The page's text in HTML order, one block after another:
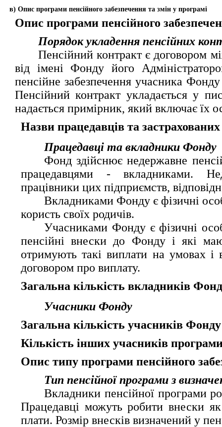
в) Опис програми пенсійного забезпечення та змін у програмі
Опис програми пенсійного
Порядок укладення пенсійних
Пенсійний контракт є договором
від імені Фонду його
пенсійне забезпечення учасника
Пенсійний контракт укладається у
надається примірник, який включає їх
Назви працедавців та
Працедавці та вкладники Фонду
Фонд здійснює недержавне
працедавцями - вкладниками.
працівники цих підприємств,
Вкладниками Фонду є фізичні
користь своїх родичів.
Учасниками Фонду є фізичні
пенсійні внески до Фонду і які
отримують такі виплати на умовах і
договором про виплату.
Загальна кількість вкладників
Учасники Фонду
Загальна кількість учасників Фонду
Кількість інших учасників
Опис типу програми пенсійного
Тип пенсійної програми з
Вкладники пенсійної програми
Працедавці можуть робити внески як
плати. Розмір внесків визначений у